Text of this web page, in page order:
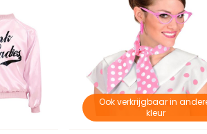
Ook verkrijgbaar in
kleur